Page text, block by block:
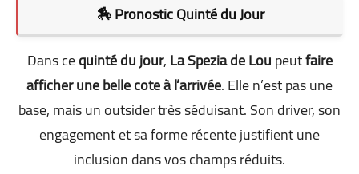
🏇 Pronostic Quinté du Jour
Dans cequinté du jour,La Spezia de Loupeutfaire
afficher une belle cote à l’arrivée. Elle n’est pas une
base, mais un outsider très séduisant. Son driver, son
engagement et sa forme récente justifient une
inclusion dans vos champs réduits.